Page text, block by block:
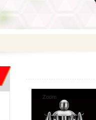
Zoom